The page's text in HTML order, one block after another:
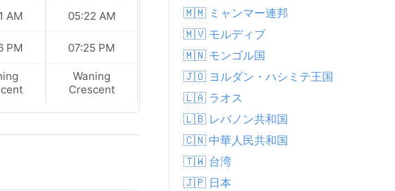
AM
PM
05:22 AM
07:25 PM
Waning
Crescent
05:23 AM
07:23 PM
Waning
Crescent
🇲🇲 ミャンマー連邦
🇲🇻 モルディブ
🇲🇳 モンゴル国
🇯🇴 ヨルダン・ハシミテ王国
🇱🇦 ラオス
🇱🇧 レバノン共和国
🇨🇳 中華人民共和国
🇹🇼 台湾
🇯🇵 日本